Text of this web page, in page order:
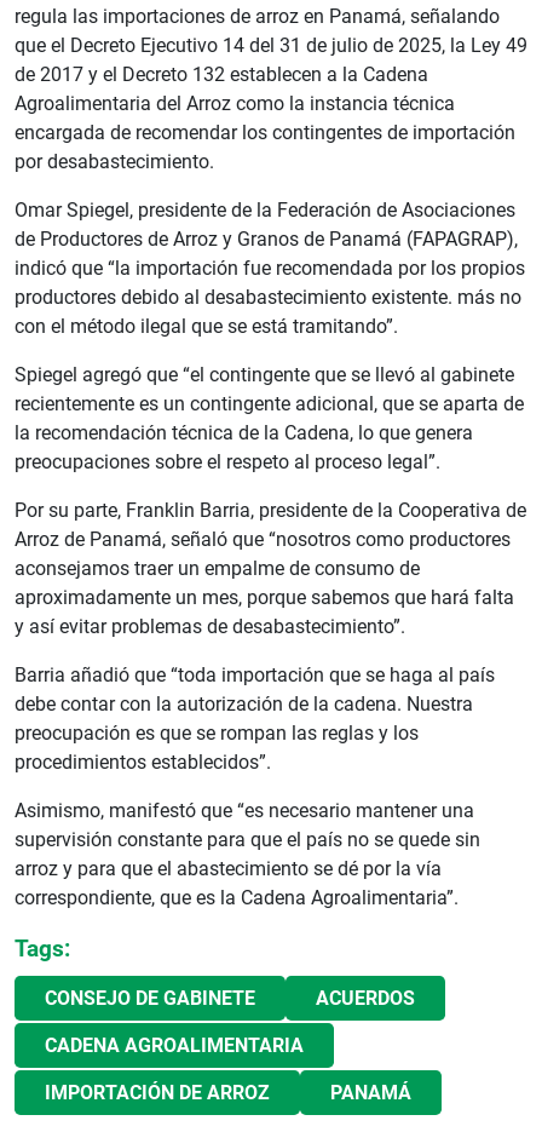
regula las importaciones de arroz en Panamá, señalando
que el Decreto Ejecutivo 14 del 31 de julio de 2025, la Ley 49
de 2017 y el Decreto 132 establecen a la Cadena
Agroalimentaria del Arroz como la instancia técnica
encargada de recomendar los contingentes de importación
por desabastecimiento.
Omar Spiegel, presidente de la Federación de Asociaciones
de Productores de Arroz y Granos de Panamá (FAPAGRAP),
indicó que “la importación fue recomendada por los propios
productores debido al desabastecimiento existente. más no
con el método ilegal que se está tramitando”.
Spiegel agregó que “el contingente que se llevó al gabinete
recientemente es un contingente adicional, que se aparta de
la recomendación técnica de la Cadena, lo que genera
preocupaciones sobre el respeto al proceso legal”.
Por su parte, Franklin Barria, presidente de la Cooperativa de
Arroz de Panamá, señaló que “nosotros como productores
aconsejamos traer un empalme de consumo de
aproximadamente un mes, porque sabemos que hará falta
y así evitar problemas de desabastecimiento”.
Barria añadió que “toda importación que se haga al país
debe contar con la autorización de la cadena. Nuestra
preocupación es que se rompan las reglas y los
procedimientos establecidos”.
Asimismo, manifestó que “es necesario mantener una
supervisión constante para que el país no se quede sin
arroz y para que el abastecimiento se dé por la vía
correspondiente, que es la Cadena Agroalimentaria”.
Tags:
CONSEJO DE GABINETE ACUERDOS
CADENA AGROALIMENTARIA
IMPORTACIÓN DE ARROZ PANAMÁ